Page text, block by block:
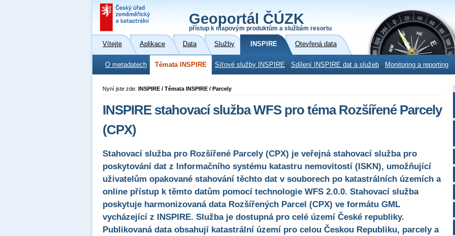
Geoportál ČÚZK
přístup k mapovým produktům a službám resortu
Vítejte Aplikace Data Služby INSPIRE Otevřená data
O metadatech Témata INSPIRE Síťové služby INSPIRE Sdílení INSPIRE dat a služeb Monitoring a reporting
Nyní jste zde: INSPIRE / Témata INSPIRE / Parcely
INSPIRE stahovací služba WFS pro téma Rozšířené Parcely
(CPX)
Stahovací služba pro Rozšířené Parcely (CPX) je veřejná stahovací služba pro
poskytování dat z Informačního systému katastru nemovitostí (ISKN), umožňující
uživatelům opakované stahování těchto dat v souborech po katastrálních územích a
online přístup k těmto datům pomocí technologie WFS 2.0.0. Stahovací služba
poskytuje harmonizovaná data Rozšířených Parcel (CPX) ve formátu GML
vycházející z INSPIRE. Služba je dostupná pro celé území České republiky.
Publikovaná data obsahují katastrální území pro celou Českou Republiku, parcely a